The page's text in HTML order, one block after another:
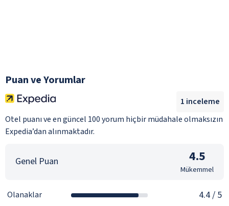
Puan ve Yorumlar
Otel puanı ve en güncel 100 yorum hiçbir müdahale olmaksızın
Expedia’dan alınmaktadır.
1 inceleme
Genel Puan 4.5
Mükemmel
Olanaklar 4.4/ 5